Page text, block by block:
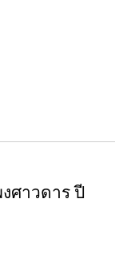
ศาวดาร ปี